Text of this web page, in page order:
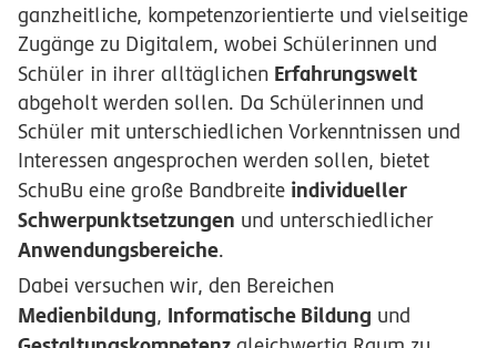
ganzheitliche, kompetenzorientierte und vielseitige
Zugänge zu Digitalem, wobei Schülerinnen und
Schüler in ihrer alltäglichen Erfahrungswelt
abgeholt werden sollen. Da Schülerinnen und
Schüler mit unterschiedlichen Vorkenntnissen und
Interessen angesprochen werden sollen, bietet
SchuBu eine große Bandbreite individueller
Schwerpunktsetzungen und unterschiedlicher
Anwendungsbereiche.
Dabei versuchen wir, den Bereichen
Medienbildung, Informatische Bildung und